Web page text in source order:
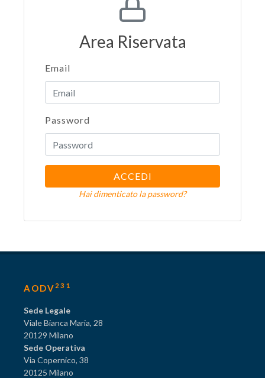
Area Riservata
Email
Password
ACCEDI
Hai dimenticato la password?
AODV 231
Sede Legale
Viale Bianca Maria, 28
20129 Milano
Sede Operativa
Via Copernico, 38
20125 Milano